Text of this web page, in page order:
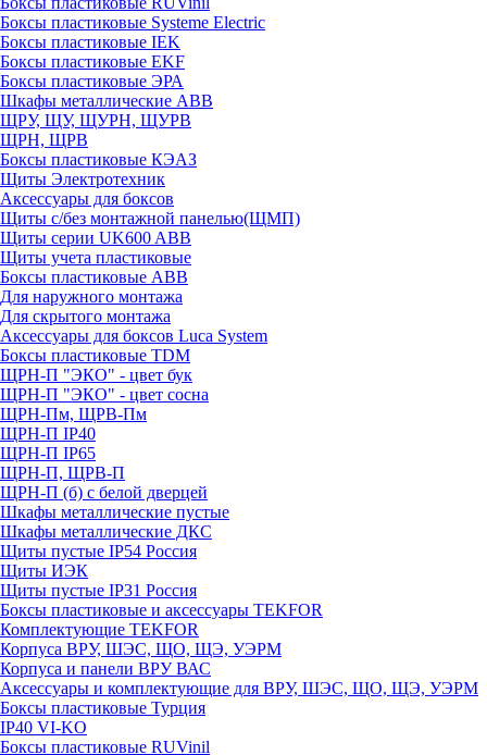
Боксы пластиковые Systeme Electric
Боксы пластиковые IEK
Боксы пластиковые EKF
Боксы пластиковые ЭРА
Шкафы металлические ABB
ЩРУ, ЩУ, ЩУРН, ЩУРВ
ЩРН, ЩРВ
Боксы пластиковые КЭАЗ
Щиты Электротехник
Аксессуары для боксов
Щиты с/без монтажной панелью(ЩМП)
Щиты серии UK600 ABB
Щиты учета пластиковые
Боксы пластиковые ABB
Для наружного монтажа
Для скрытого монтажа
Аксессуары для боксов Luca System
Боксы пластиковые TDM
ЩРН-П "ЭКО" - цвет бук
ЩРН-П "ЭКО" - цвет сосна
ЩРН-Пм, ЩРВ-Пм
ЩРН-П IP40
ЩРН-П IP65
ЩРН-П, ЩРВ-П
ЩРН-П (б) с белой дверцей
Шкафы металлические пустые
Шкафы металлические ДКС
Щиты пустые IP54 Россия
Щиты ИЭК
Щиты пустые IP31 Россия
Боксы пластиковые и аксессуары TEKFOR
Комплектующие TEKFOR
Корпуса ВРУ, ШЭС, ЩО, ЩЭ, УЭРМ
Корпуса и панели ВРУ ВАС
Аксессуары и комплектующие для ВРУ, ШЭС, ЩО, ЩЭ, УЭРМ
Боксы пластиковые Турция
IP40 VI-KO
Боксы пластиковые RUVinil